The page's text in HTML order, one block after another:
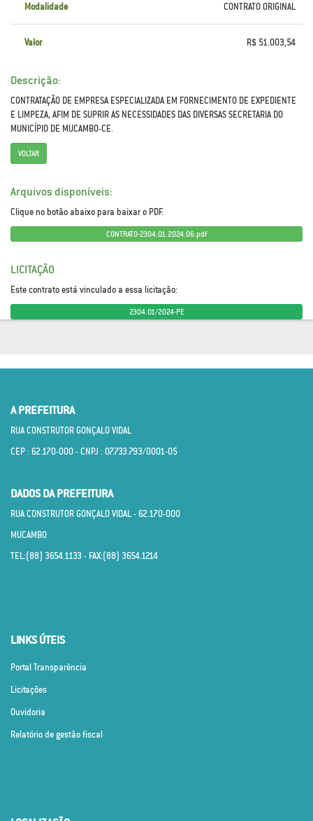
Modalidade CONTRATO ORIGINAL
Valor R$ 51.003,54
Descrição:
CONTRATAÇÃO DE EMPRESA ESPECIALIZADA EM FORNECIMENTO DE EXPEDIENTE
E LIMPEZA, AFIM DE SUPRIR AS NECESSIDADES DAS DIVERSAS SECRETARIA DO
MUNICÍPIO DE MUCAMBO-CE.
VOLTAR
Arquivos disponíveis:
Clique no botão abaixo para baixar o PDF.
CONTRATO-2304.01.2024.06.pdf
LICITAÇÃO
Este contrato está vinculado a essa licitação:
2304.01/2024-PE
A PREFEITURA
RUA CONSTRUTOR GONÇALO VIDAL
CEP : 62.170­-000 - CNPJ : 07.733.793/0001­-05
DADOS DA PREFEITURA
RUA CONSTRUTOR GONÇALO VIDAL - 62.170­-000
MUCAMBO
TEL:(88) 3654.1133 - FAX:(88) 3654.1214
LINKS ÚTEIS
Portal Transparência
Licitações
Ouvidoria
Relatório de gestão fiscal